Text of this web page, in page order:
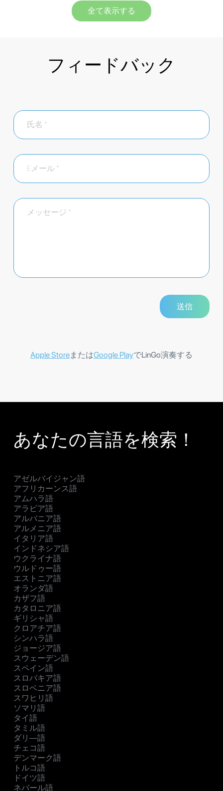
全て表示する
フィードバック
Apple StoreまたはGoogle PlayでLinGo演奏する
あなたの言語を検索！
アゼルバイジャン語
アフリカーンス語
アムハラ語
アラビア語
アルバニア語
アルメニア語
イタリア語
インドネシア語
ウクライナ語
ウルドゥー語
エストニア語
オランダ語
カザフ語
カタロニア語
ギリシャ語
クロアチア語
シンハラ語
ジョージア語
スウェーデン語
スペイン語
スロバキア語
スロベニア語
スワヒリ語
ソマリ語
タイ語
タミル語
ダリ―語
チェコ語
デンマーク語
トルコ語
ドイツ語
ネパール語